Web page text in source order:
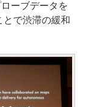
ーブデータを
で渋滞の緩和